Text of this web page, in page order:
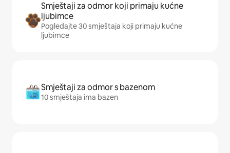
Smještaji za odmor koji primaju kućne
ljubimce
Pogledajte 30 smještaja koji primaju kućne
ljubimce
Smještaji za odmor s bazenom
10 smještaja ima bazen